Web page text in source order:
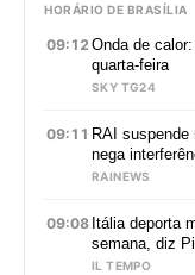
HORÁRIO DE BRASÍLIA
09:12Onda de
quarta-feira
SKY TG24
09:11 RAI suspende
nega
RAINEWS
09:08 Itália deporta
semana, diz
IL TEMPO